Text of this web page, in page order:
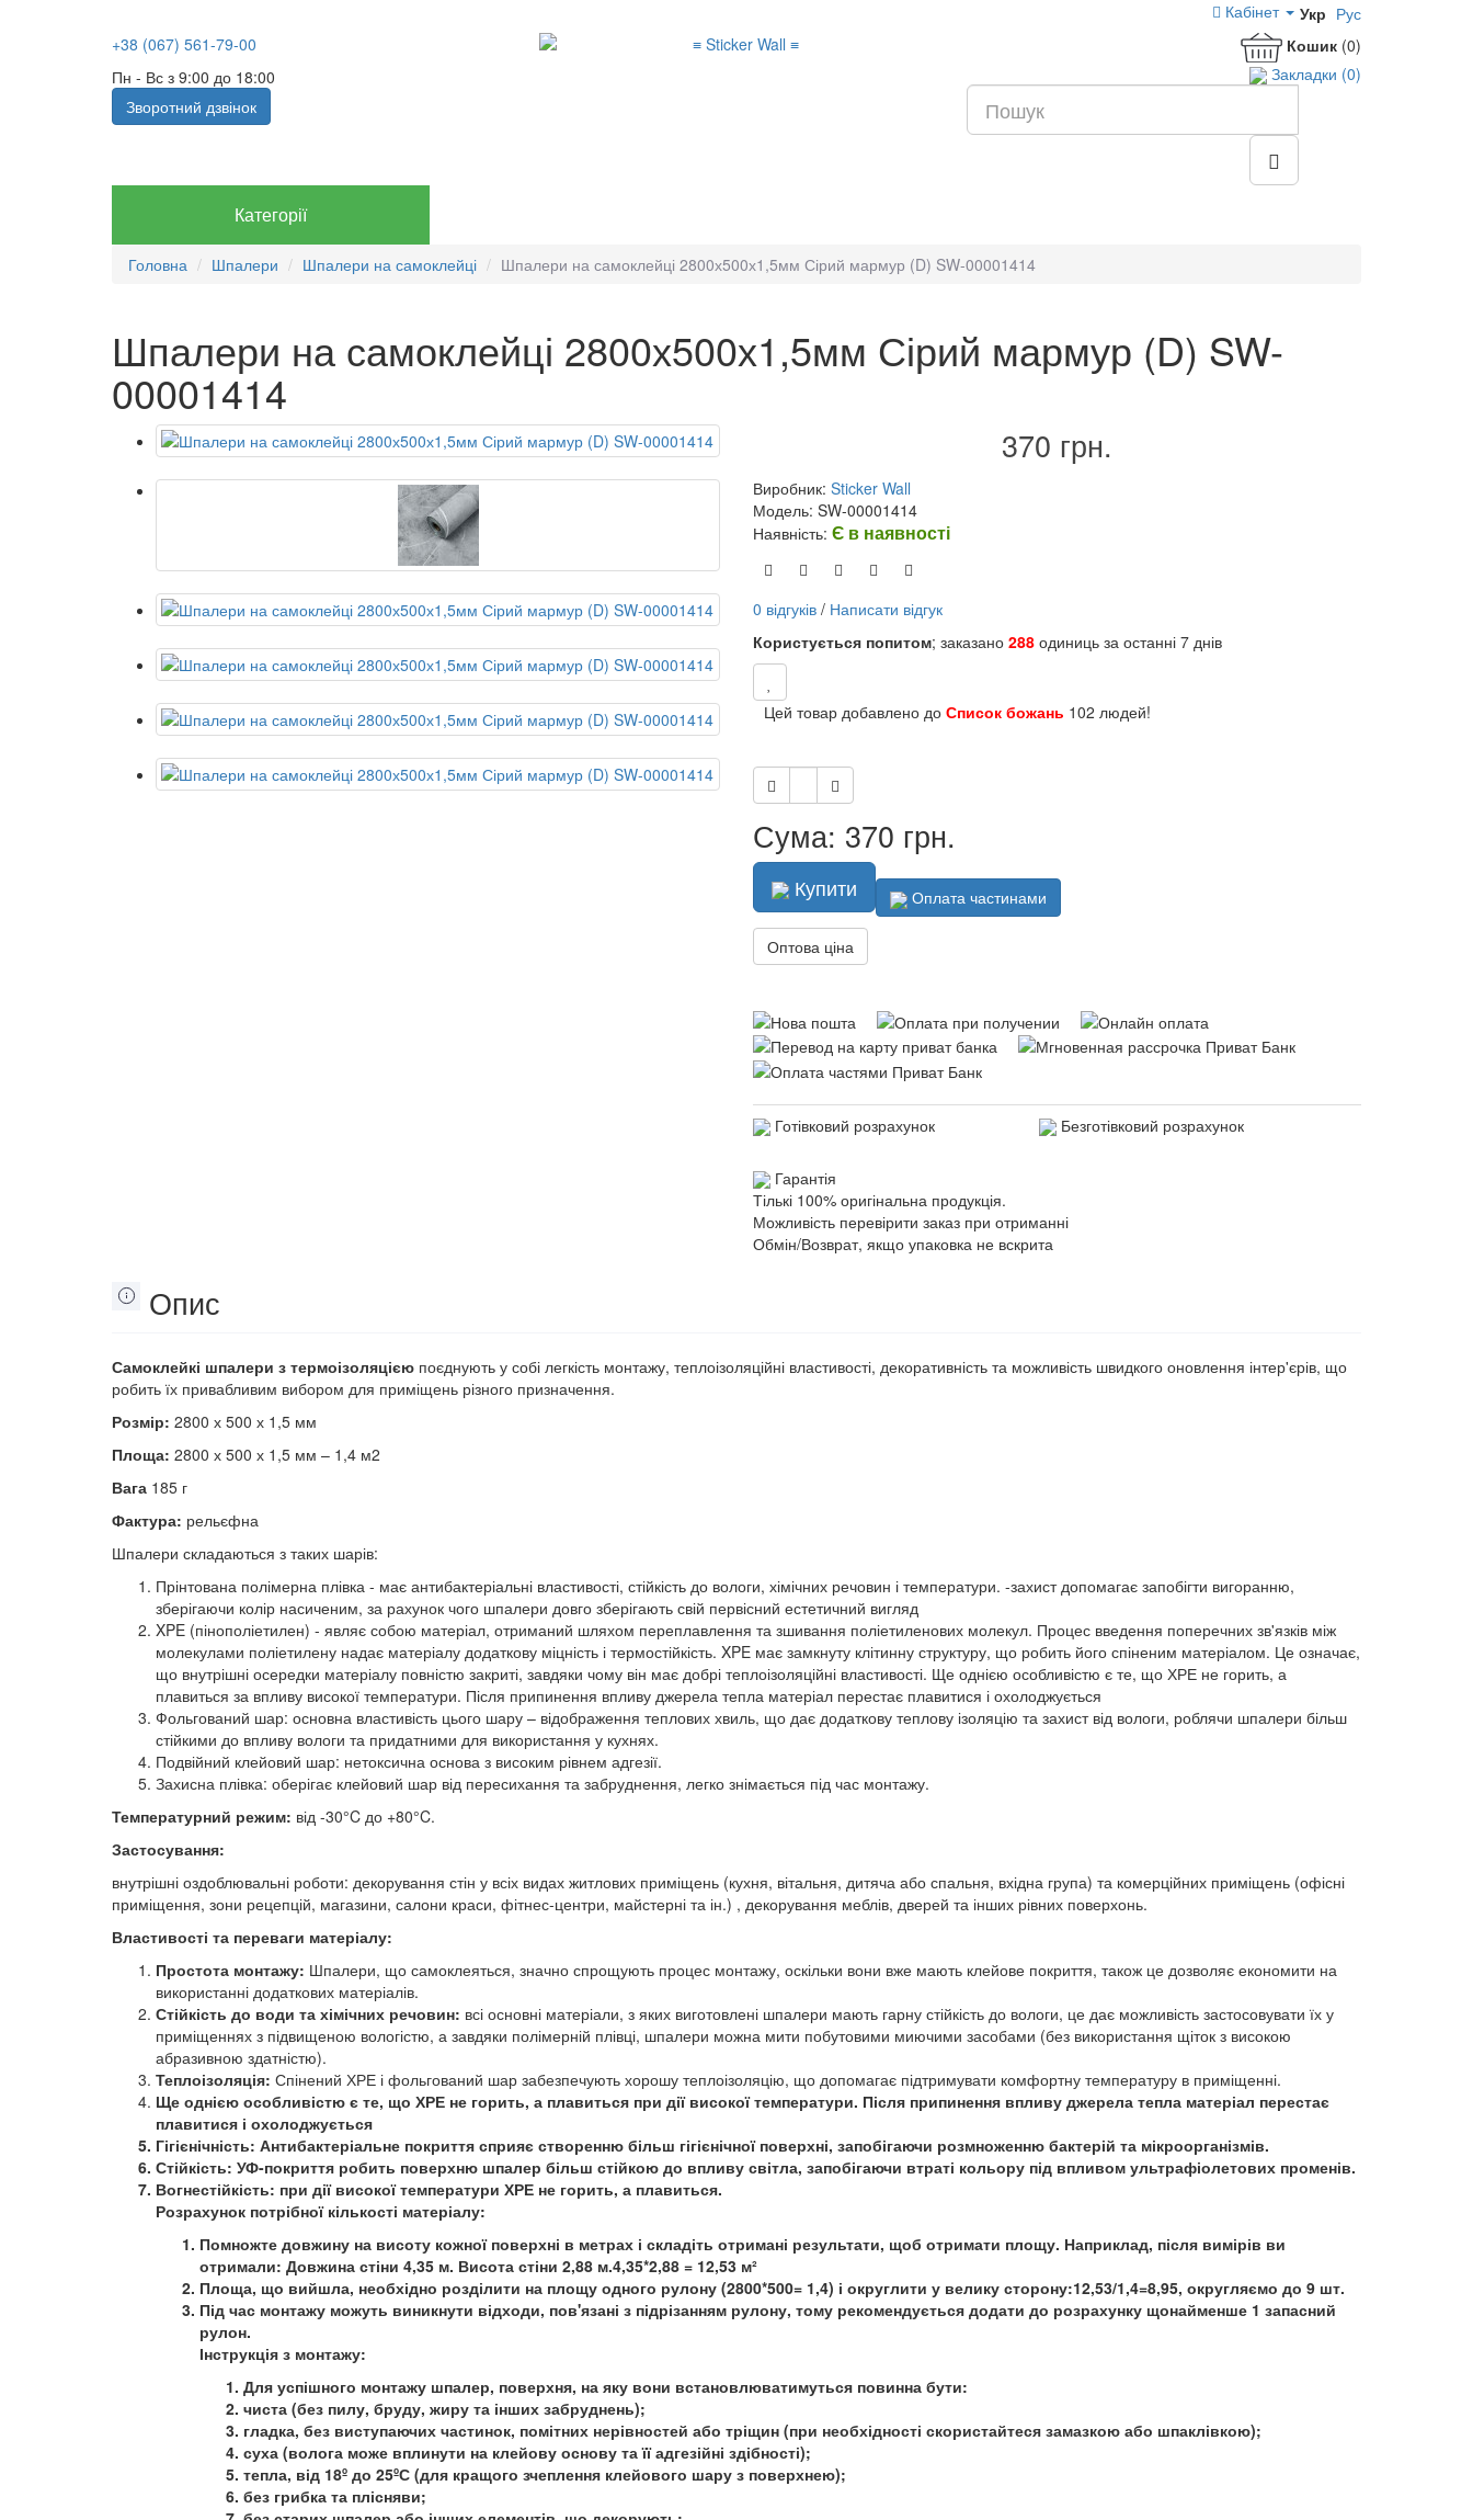
Укр Рус
Кабінет
+38 (067) 561-79-00
Пн - Вс з 9:00 до 18:00
Зворотний дзвінок
Кошик (0)
Закладки (0)
Категорії
Головна Шпалери Шпалери на самоклейці Шпалери на самоклейці 2800х500х1,5мм Сірий мармур (D) SW-00001414
Шпалери на самоклейці 2800х500х1,5мм Сірий мармур (D) SW-
00001414
370 грн.
Виробник: Sticker Wall
Модель: SW-00001414
Наявність: Є в наявності
0 відгуків / Написати відгук
Користується попитом; заказано 288 одиниць за останні 7 днів
Цей товар добавлено до Список божань 102 людей!
Сума: 370 грн.
Купити Оплата частинами
Оптова ціна
Готівковий розрахунок Безготівковий розрахунок
Гарантія
Тількі 100% оригінальна продукція.
Можливість перевірити заказ при отриманні
Обмін/Возврат, якщо упаковка не вскрита
Опис
Самоклейкі шпалери з термоізоляцією поєднують у собі легкість монтажу, теплоізоляційні властивості, декоративність та можливість швидкого оновлення інтер'єрів, що
робить їх привабливим вибором для приміщень різного призначення.
Розмір: 2800 х 500 х 1,5 мм
Площа: 2800 х 500 х 1,5 мм – 1,4 м2
Вага 185 г
Фактура: рельєфна
Шпалери складаються з таких шарів:
Прінтована полімерна плівка - має антибактеріальні властивості, стійкість до вологи, хімічних речовин і температури. -захист допомагає запобігти вигоранню,
зберігаючи колір насиченим, за рахунок чого шпалери довго зберігають свій первісний естетичний вигляд
XPE (пінополіетилен) - являє собою матеріал, отриманий шляхом переплавлення та зшивання поліетиленових молекул. Процес введення поперечних зв'язків між
молекулами поліетилену надає матеріалу додаткову міцність і термостійкість. XPE має замкнуту клітинну структуру, що робить його спіненим матеріалом. Це означає,
що внутрішні осередки матеріалу повністю закриті, завдяки чому він має добрі теплоізоляційні властивості. Ще однією особливістю є те, що ХРЕ не горить, а
плавиться за впливу високої температури. Після припинення впливу джерела тепла матеріал перестає плавитися і охолоджується
Фольгований шар: основна властивість цього шару – відображення теплових хвиль, що дає додаткову теплову ізоляцію та захист від вологи, роблячи шпалери більш
стійкими до впливу вологи та придатними для використання у кухнях.
Подвійний клейовий шар: нетоксична основа з високим рівнем адгезії.
Захисна плівка: оберігає клейовий шар від пересихання та забруднення, легко знімається під час монтажу.
Температурний режим: від -30°C до +80°C.
Застосування:
внутрішні оздоблювальні роботи: декорування стін у всіх видах житлових приміщень (кухня, вітальня, дитяча або спальня, вхідна група) та комерційних приміщень (офісні
приміщення, зони рецепцій, магазини, салони краси, фітнес-центри, майстерні та ін.) , декорування меблів, дверей та інших рівних поверхонь.
Властивості та переваги матеріалу:
Простота монтажу: Шпалери, що самоклеяться, значно спрощують процес монтажу, оскільки вони вже мають клейове покриття, також це дозволяє економити на
використанні додаткових матеріалів.
Стійкість до води та хімічних речовин: всі основні матеріали, з яких виготовлені шпалери мають гарну стійкість до вологи, це дає можливість застосовувати їх у
приміщеннях з підвищеною вологістю, а завдяки полімерній плівці, шпалери можна мити побутовими миючими засобами (без використання щіток з високою
абразивною здатністю).
Теплоізоляція: Спінений ХРЕ і фольгований шар забезпечують хорошу теплоізоляцію, що допомагає підтримувати комфортну температуру в приміщенні.
Ще однією особливістю є те, що ХРЕ не горить, а плавиться при дії високої температури. Після припинення впливу джерела тепла матеріал перестає
плавитися і охолоджується
Гігієнічність: Антибактеріальне покриття сприяє створенню більш гігієнічної поверхні, запобігаючи розмноженню бактерій та мікроорганізмів.
Стійкість: УФ-покриття робить поверхню шпалер більш стійкою до впливу світла, запобігаючи втраті кольору під впливом ультрафіолетових променів.
Вогнестійкість: при дії високої температури ХРЕ не горить, а плавиться.
Розрахунок потрібної кількості матеріалу:
Помножте довжину на висоту кожної поверхні в метрах і складіть отримані результати, щоб отримати площу. Наприклад, після вимірів ви
отримали: Довжина стіни 4,35 м. Висота стіни 2,88 м.4,35*2,88 = 12,53 м²
Площа, що вийшла, необхідно розділити на площу одного рулону (2800*500= 1,4) і округлити у велику сторону:12,53/1,4=8,95, округляємо до 9 шт.
Під час монтажу можуть виникнути відходи, пов'язані з підрізанням рулону, тому рекомендується додати до розрахунку щонайменше 1 запасний
рулон.
Інструкція з монтажу:
Для успішного монтажу шпалер, поверхня, на яку вони встановлюватимуться повинна бути:
чиста (без пилу, бруду, жиру та інших забруднень);
гладка, без виступаючих частинок, помітних нерівностей або тріщин (при необхідності скористайтеся замазкою або шпаклівкою);
суха (волога може вплинути на клейову основу та її адгезійні здібності);
тепла, від 18º до 25ºС (для кращого зчеплення клейового шару з поверхнею);
без грибка та плісняви;